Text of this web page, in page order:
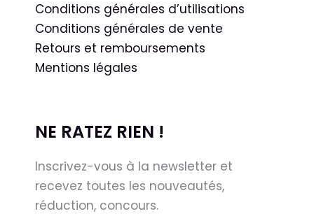
Conditions générales d’utilisations
Conditions générales de vente
Retours et remboursements
Mentions légales
NE RATEZ RIEN !
Inscrivez-vous à la newsletter et
recevez toutes les nouveautés,
réduction, concours.